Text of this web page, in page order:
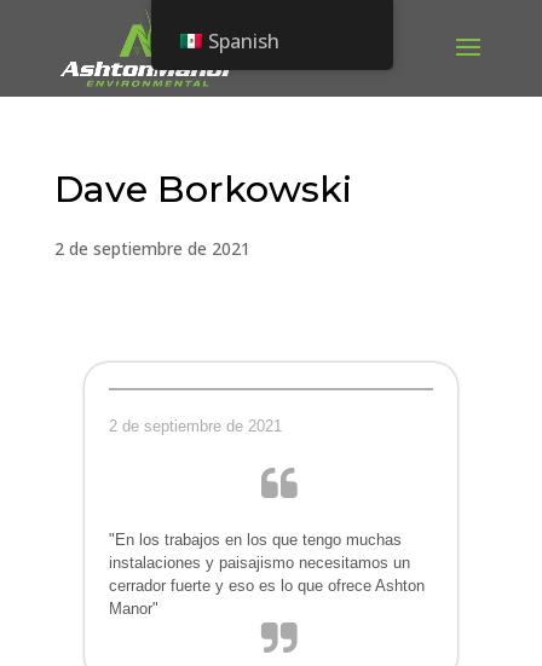
Dave Borkowski
2 de septiembre de 2021
2 de septiembre de 2021
"En los trabajos en los que tengo muchas
instalaciones y paisajismo necesitamos un
cerrador fuerte y eso es lo que ofrece Ashton
Manor"
Spanish